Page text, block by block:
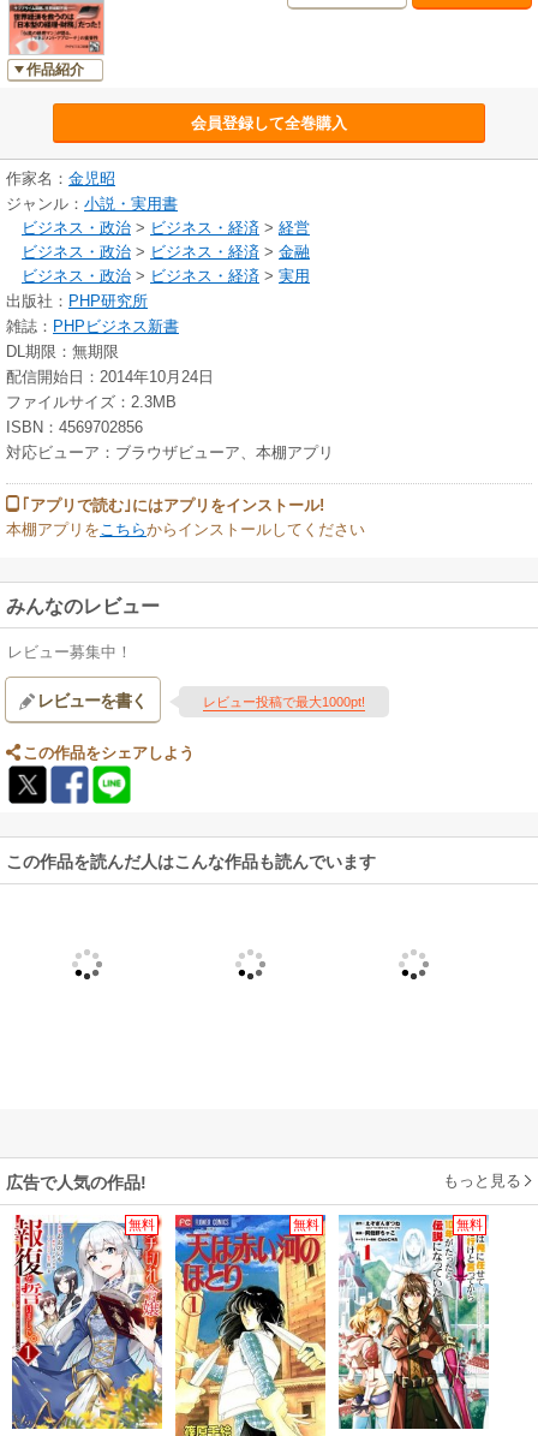
作品紹介
会員登録して全巻購入
作家名： 金児昭
ジャンル： 小説・実用書
ビジネス・政治 > ビジネス・経済 > 経営
ビジネス・政治 > ビジネス・経済 > 金融
ビジネス・政治 > ビジネス・経済 > 実用
出版社： PHP研究所
雑誌： PHPビジネス新書
DL期限：無期限
配信開始日：2014年10月24日
ファイルサイズ：2.3MB
ISBN：4569702856
対応ビューア：ブラウザビューア、本棚アプリ
｢アプリで読む｣にはアプリをインストール!
本棚アプリを こちらからインストールしてください
みんなのレビュー
レビュー募集中！
レビューを書く レビュー投稿で最大1000pt!
この作品をシェアしよう
この作品を読んだ人はこんな作品も読んでいます
広告で人気の作品! もっと見る
無料 無料 無料